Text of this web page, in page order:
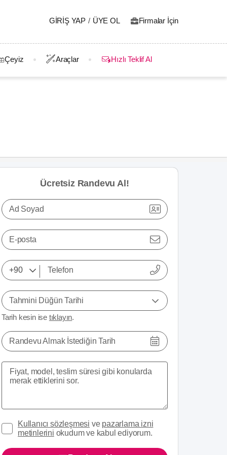
GIRIŞ YAP / ÜYE OL Firmalar İçin
Çeyiz Araçlar Hızlı Teklif Al
Ücretsiz Randevu Al!
Ad Soyad
E-posta
Tahmini Düğün Tarihi
Tarih kesin ise tıklayın.
Randevu Almak İstediğin Tarih
Kullanıcı sözleşmesi ve pazarlama izni
metinlerini okudum ve kabul ediyorum.